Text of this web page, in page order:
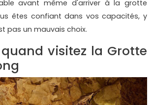
avant même d'arriver à la grotte
êtes confiant dans vos capacités, y
pas un mauvais choix.
visitez la Grotte